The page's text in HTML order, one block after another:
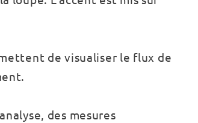
de visualiser le flux de
des mesures